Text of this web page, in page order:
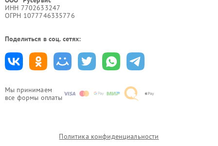
Мы принимаем
все формы оплаты
ИНН 7702633247
ОГРН 1077746335776
Поделиться в соц. сетях:
Политика конфиденциальности